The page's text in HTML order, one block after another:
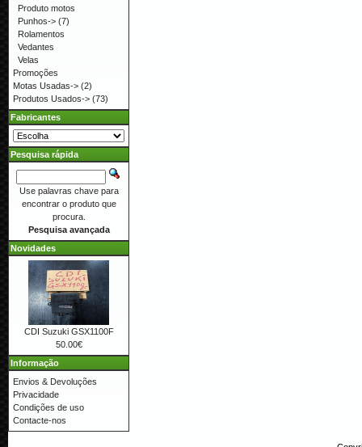
Produto motos
Punhos-> (7)
Rolamentos
Vedantes
Velas
Promoções
Motas Usadas-> (2)
Produtos Usados-> (73)
Fabricantes
Pesquisa rápida
Use palavras chave para
encontrar o produto que
procura.
Pesquisa avançada
Novidades
CDI Suzuki GSX1100F
50.00€
Informação
Envios & Devoluções
Privacidade
Condições de uso
Contacte-nos